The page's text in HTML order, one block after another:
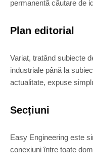
permanentă căutare de
Plan editorial
Variat, tratând subiecte
industriale până la
actualitate, expuse
Secțiuni
Easy Engineering este
conexiuni între toate